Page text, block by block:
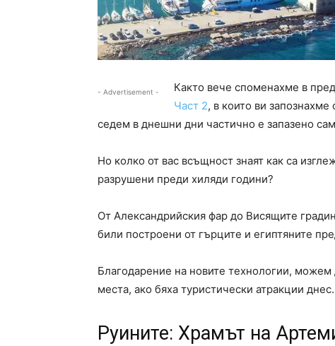
- Advertisement - Както вече споменахме в
Част 2, в които ви
седем в днешни дни частично е запазено
Но колко от вас всъщност знаят как са
разрушени преди хиляди години?
От Александрийския фар до Висящите
били построени от гърците и египтяните
Благодарение на новите технологии,
места, ако бяха туристически атракции днес.
Руините: Храмът на